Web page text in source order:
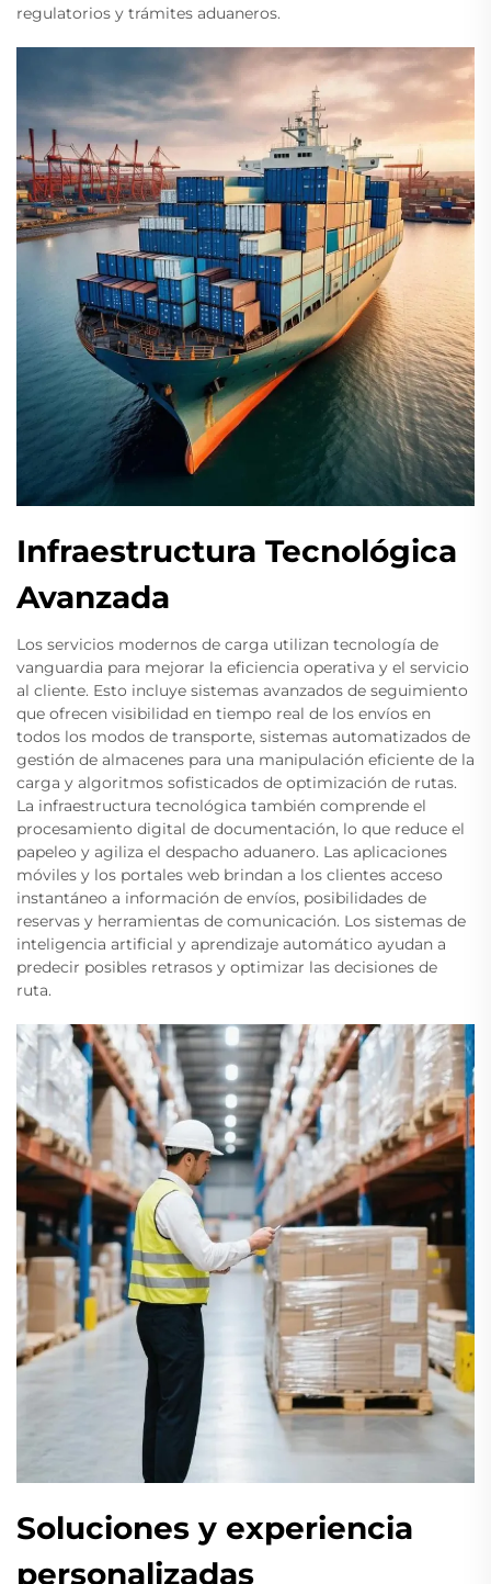
regulatorios y trámites aduaneros.
Infraestructura Tecnológica
Avanzada
Los servicios modernos de carga utilizan tecnología de
vanguardia para mejorar la eficiencia operativa y el servicio
al cliente. Esto incluye sistemas avanzados de seguimiento
que ofrecen visibilidad en tiempo real de los envíos en
todos los modos de transporte, sistemas automatizados de
gestión de almacenes para una manipulación eficiente de la
carga y algoritmos sofisticados de optimización de rutas.
La infraestructura tecnológica también comprende el
procesamiento digital de documentación, lo que reduce el
papeleo y agiliza el despacho aduanero. Las aplicaciones
móviles y los portales web brindan a los clientes acceso
instantáneo a información de envíos, posibilidades de
reservas y herramientas de comunicación. Los sistemas de
inteligencia artificial y aprendizaje automático ayudan a
predecir posibles retrasos y optimizar las decisiones de
ruta.
Soluciones y experiencia
personalizadas